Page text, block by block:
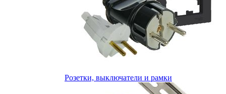
Розетки, выключатели и рамки